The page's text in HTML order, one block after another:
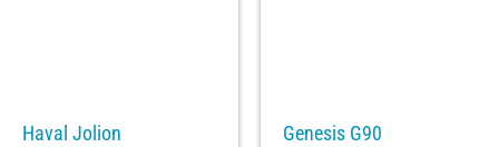
Haval Jolion
Genesis G90